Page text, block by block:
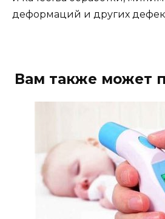
деформаций и других
Вам также может